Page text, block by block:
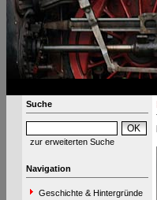
Suche
zur erweiterten Suche
Navigation
Geschichte & Hintergründe